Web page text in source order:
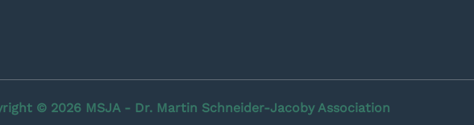
© 2026 MSJA - Dr. Martin Schneider-Jacoby Association